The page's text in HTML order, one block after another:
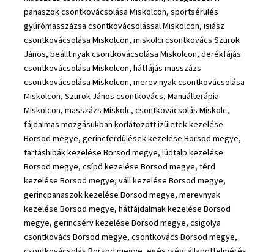
panaszok csontkovácsolása Miskolcon, sportsérülés
gyúrómasszázsa csontkovácsolással Miskolcon, isiász
csontkovácsolása Miskolcon, miskolci csontkovács Szurok
János, beállt nyak csontkovácsolása Miskolcon, derékfájás
csontkovácsolása Miskolcon, hátfájás masszázs
csontkovácsolása Miskolcon, merev nyak csontkovácsolása
Miskolcon, Szurok János csontkovács, Manuálterápia
Miskolcon, masszázs Miskolc, csontkovácsolás Miskolc,
fájdalmas mozgásukban korlátozott izületek kezelése
Borsod megye, gerincferdülések kezelése Borsod megye,
tartáshibák kezelése Borsod megye, lúdtalp kezelése
Borsod megye, csípő kezelése Borsod megye, térd
kezelése Borsod megye, váll kezelése Borsod megye,
gerincpanaszok kezelése Borsod megye, merevnyak
kezelése Borsod megye, hátfájdalmak kezelése Borsod
megye, gerincsérv kezelése Borsod megye, csigolya
csontkovács Borsod megye, csontkovács Borsod megye,